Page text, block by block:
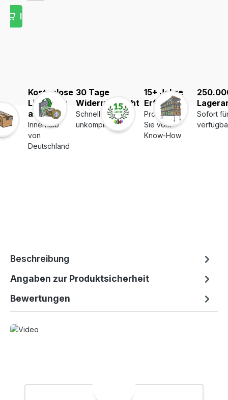
In den Warenkorb
Kostenlose
Lieferung
ab 39€
Innerhalb
von
Deutschland
30 Tage
Widerrufsrecht
Schnell und
unkompliziert
15+ Jahre
Erfahrung
Profitieren
Sie vom
Know-How
Sofort
Beschreibung
Angaben zur Produktsicherheit
Bewertungen